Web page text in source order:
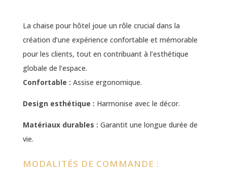
La chaise pour hôtel joue un rôle crucial dans la
création d’une expérience confortable et mémorable
pour les clients, tout en contribuant à l’esthétique
globale de l’espace.
Confortable : Assise ergonomique.
Design esthétique : Harmonise avec le décor.
Matériaux durables : Garantit une longue durée de
vie.
MODALITÉS DE COMMANDE :